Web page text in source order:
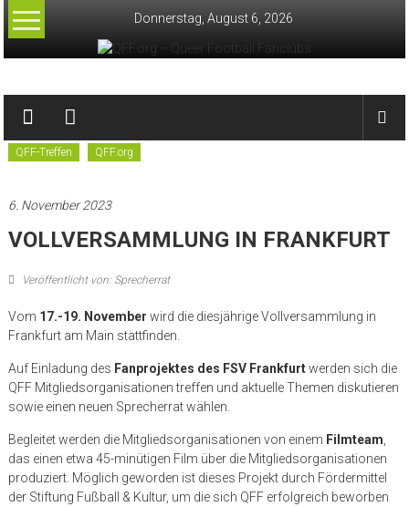
Zum
Inhalt
Donnerstag, August 6, 2026
QFF.org
–
Queer
Football
Fanclubs
QFF-Treffen QFF.org
6. November 2023
VOLLVERSAMMLUNG IN FRANKFURT
Veröffentlicht von: Sprecherrat
Vom 17.-19. November wird die diesjährige Vollversammlung in
Frankfurt am Main stattfinden.
Auf Einladung des Fanprojektes des FSV Frankfurtwerden sich die
QFF Mitgliedsorganisationen treffen und aktuelle Themen diskutieren
sowie einen neuen Sprecherrat wählen.
Begleitet werden die Mitgliedsorganisationen von einem Filmteam
das einen etwa 45-minütigen Film über die Mitgliedsorganisationen
produziert. Möglich geworden ist dieses Projekt durch Fördermittel
der Stiftung Fußball & Kultur, um die sich QFF erfolgreich beworben